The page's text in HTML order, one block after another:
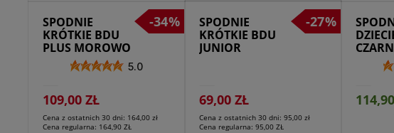
SPODNIE
KRÓTKIE BDU
PLUS MOROWO
OLIVE
5.0
109,00 ZŁ
Cena z ostatnich 30 dni: 164,00 zł
Cena regularna: 164,90 ZŁ
-34%
SPODNIE
KRÓTKIE BDU
JUNIOR
69,00 ZŁ
Cena z ostatnich 30 dni: 95,00 zł
Cena regularna: 95,00 ZŁ
-27%